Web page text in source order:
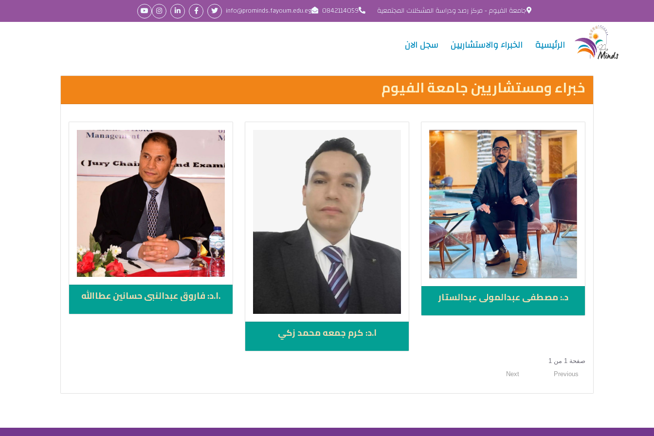
جامعة الفيوم - مركز رصد ودراسة المشكلات المجتمعية 0842114059
info@prominds.fayoum.edu.eg
الرئيسية الخبراء والاستشاريين سجل الان
خبراء ومستشاريين جامعة الفيوم
د.: مصطفى عبدالمولى عبدالستار
ا.د: كرم جمعه محمد زكي
.ا.د: فاروق عبدالنبى حسانين عطاالله
صفحة 1 من 1
Previous
Next